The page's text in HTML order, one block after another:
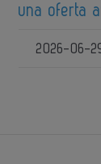
una oferta
2026-06-